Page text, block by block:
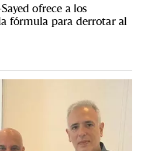
ofrece a los
fórmula para derrotar al